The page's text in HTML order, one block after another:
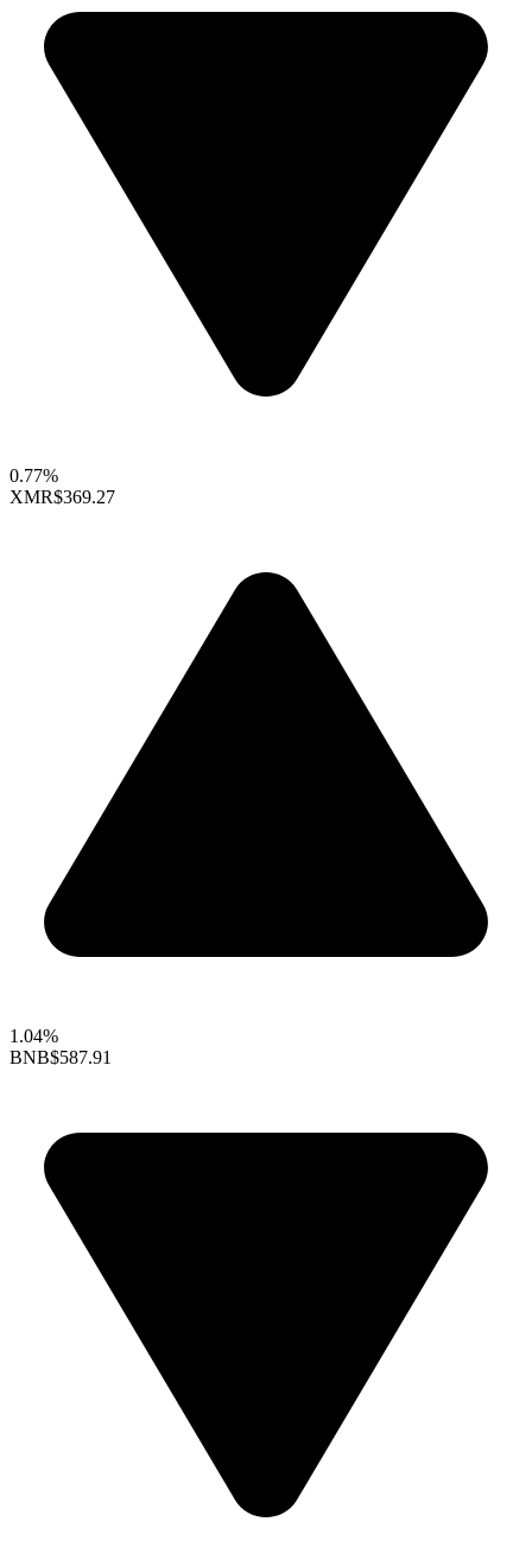
0.77%
XMR$369.27
1.04%
BNB$587.91